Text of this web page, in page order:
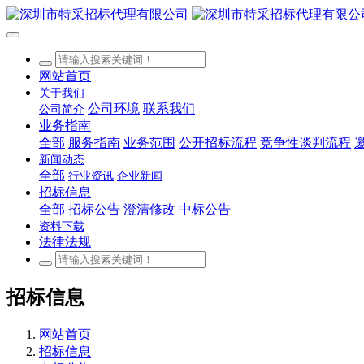
网站首页
关于我们
公司简介 公司环境 联系我们
业务指南
全部 服务指南 业务范围 公开招标流程 竞争性谈判流程
新闻动态
全部 行业资讯 企业新闻
招标信息
全部 招标公告 澄清修改 中标公告
资料下载
法律法规
招标信息
网站首页
招标信息